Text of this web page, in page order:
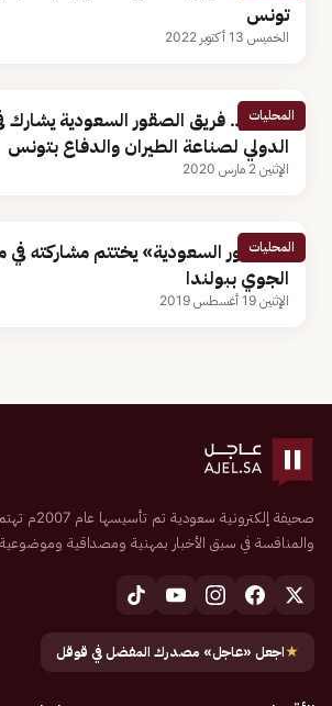
تونس
الخميس 13 أكتوبر 2022
المحليات
بالصور.. فريق الصقور السعودية
الدولي لصناعة الطيران والدفاع بتونس
الإثنين 2 مارس 2020
المحليات
«الصقور السعودية» يختتم مشاركته في
الجوي ببولندا
الإثنين 19 أغسطس 2019
صحيفة
والمنافسة في سبق الأخبار بمهنية ومصداقية وموضوعية
★اجعل «عاجل» مصدرك المفضل في قوقل